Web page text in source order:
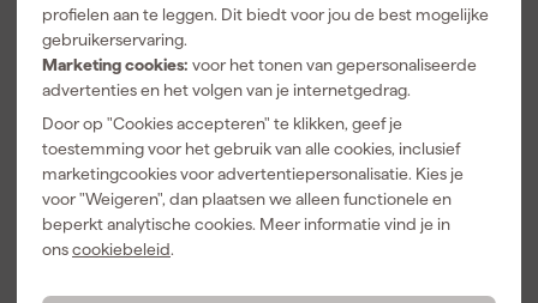
profielen aan te leggen. Dit biedt voor jou de best mogelijke
gebruikerservaring.
Marketing cookies: voor het tonen van gepersonaliseerde
advertenties en het volgen van je internetgedrag.
Door op "Cookies accepteren" te klikken, geef je
toestemming voor het gebruik van alle cookies, inclusief
marketingcookies voor advertentiepersonalisatie. Kies je
voor "Weigeren", dan plaatsen we alleen functionele en
beperkt analytische cookies. Meer informatie vind je in
onscookiebeleid.
21,79
incl. BTW
19,88 20,59